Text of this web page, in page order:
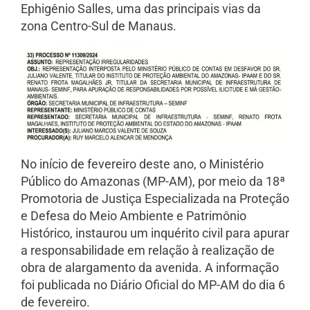
Ephigênio Salles, uma das principais vias da
zona Centro-Sul de Manaus.
No início de fevereiro deste ano, o Ministério
Público do Amazonas (MP-AM), por meio da 18ª
Promotoria de Justiça Especializada na Proteção
e Defesa do Meio Ambiente e Patrimônio
Histórico, instaurou um inquérito civil para apurar
a responsabilidade em relação à realização de
obra de alargamento da avenida. A informação
foi publicada no Diário Oficial do MP-AM do dia 6
de fevereiro.